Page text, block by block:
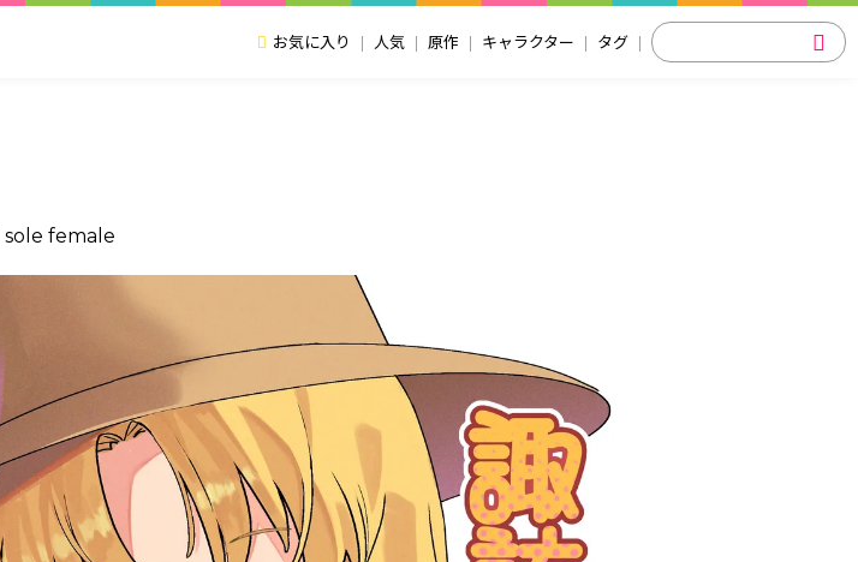
お気に入り 人気 原作 キャラクター タグ
sole female